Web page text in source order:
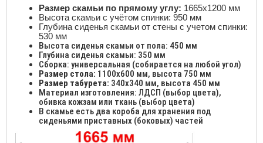
Размер скамьи по прямому углу: 1665х1200 мм
Высота скамьи с учётом спинки: 950 мм
Глубина сиденья скамьи от стены с учетом спинки:
530 мм
Высота сиденья скамьи от пола: 450 мм
Глубина сиденья скамьи: 350 мм
Сборка: универсальная (собирается на любой угол)
Размер стола: 1100х600 мм, высота 750 мм
Размер табурета: 340х340 мм, высота 450 мм
Материал изготовления: ЛДСП (выбор цвета),
обивка кожзам или ткань (выбор цвета)
В скамье есть два короба для хранения под
сиденьями приставных (боковых) частей